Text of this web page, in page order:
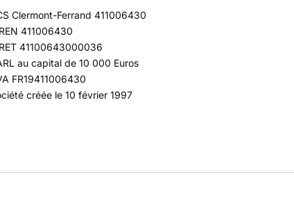
Clermont-Ferrand 411006430
411006430
41100643000036
au capital de 10 000 Euros
FR19411006430
créée le 10 février 1997